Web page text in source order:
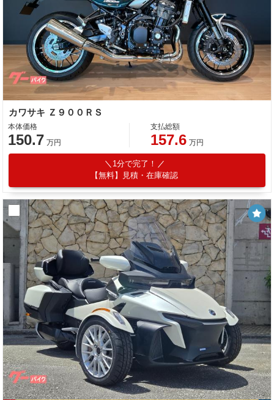
カワサキ Ｚ９００ＲＳ
本体価格
150.7 万円
支払総額
157.6 万円
1分で完了！
【無料】見積・在庫確認